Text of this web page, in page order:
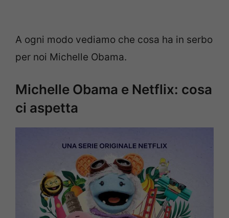
A ogni modo vediamo che cosa ha in serbo
per noi Michelle Obama.
Michelle Obama e Netflix: cosa
ci aspetta